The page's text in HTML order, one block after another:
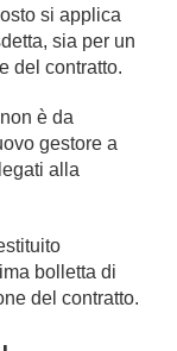
si applica
sia per un
del contratto.
è da
gestore a
alla
bolletta di
del contratto.